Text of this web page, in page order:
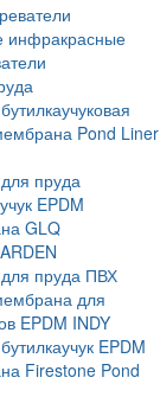
инфракрасные
Pond Liner
пруда
EPDM
GLQ
пруда ПВХ
для
EPDM INDY
EPDM
Firestone Pond